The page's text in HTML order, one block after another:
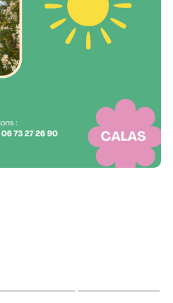
déguster une glace
petit plaid et un petit
aux dates de ton
à sélectionner une
naturopathe
au 06 73 27 26 90
et de l'atelier